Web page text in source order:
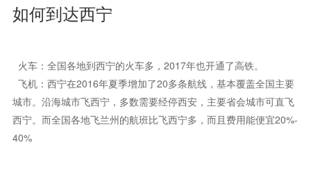
如何到达西宁
火车：全国各地到西宁的火车多，2017年也开通了高铁。
飞机：西宁在2016年夏季增加了20多条航线，基本覆盖全国主要
城市。沿海城市飞西宁，多数需要经停西安，主要省会城市可直飞
西宁。而全国各地飞兰州的航班比飞西宁多，而且费用能便宜20%-
40%